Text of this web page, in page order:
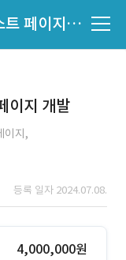
카페24 기반 피부 MBTI 테스트 페이지 개발
이지 개발
이지,
등록 일자 2024.07.08.
4,000,000원